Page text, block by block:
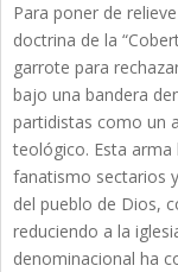
Para poner de
doctrina de la
garrote para
bajo una bandera
partidistas como un
teológico. Esta
fanatismo sectarios
del pueblo de Dios,
reduciendo a la
denominacional ha